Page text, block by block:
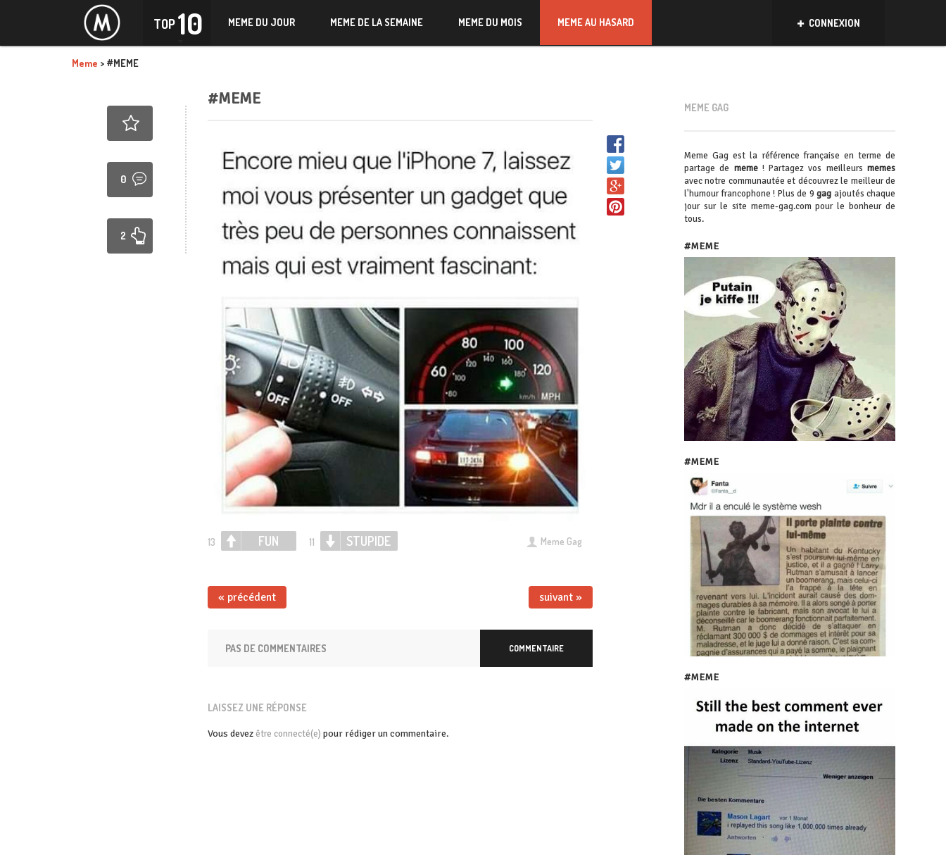
TOP 10 MEME DU JOUR MEME DE LA SEMAINE MEME DU MOIS MEME AU HASARD CONNEXION
Meme > #MEME
0
2
#MEME
Meme Gag
13 FUN 11 STUPIDE
« précédent suivant »
COMMENTAIRE
PAS DE COMMENTAIRES
LAISSEZ UNE RÉPONSE
Vous devez être connecté(e) pour rédiger un commentaire.
MEME GAG
Meme Gag est la référence française en terme de
partage de meme! Partagez vos meilleursmemes
avec notre communautée et découvrez le meilleur de
l'humour francophone ! Plus de 9 gag ajoutés chaque
jour sur le site meme-gag.com pour le bonheur de
tous.
#MEME
#MEME
#MEME